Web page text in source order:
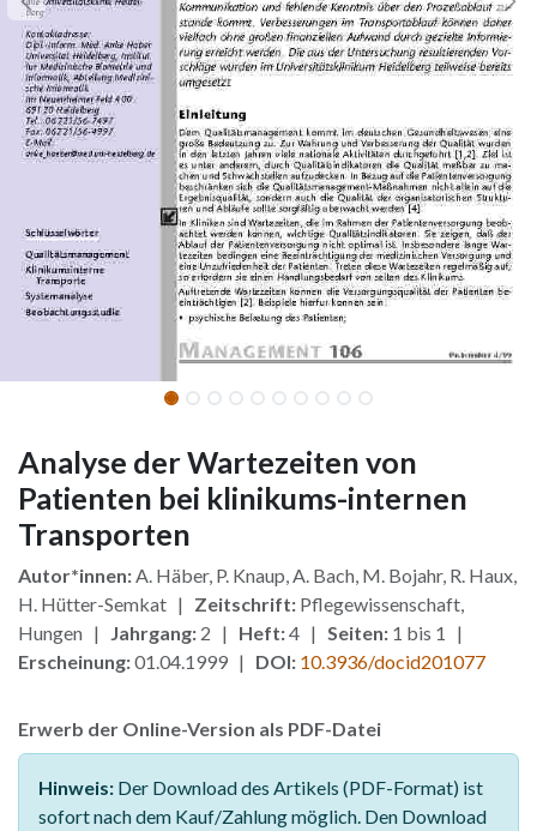
Analyse der Wartezeiten von
Patienten bei klinikums-internen
Transporten
Autor*innen:A. Häber, P. Knaup, A. Bach, M. Bojahr, R. Haux,
H. Hütter-Semkat | Zeitschrift: Pflegewissenschaft,
Hungen | Jahrgang: 2 | Heft:4 | Seiten: 1 bis 1 |
Erscheinung:01.04.1999 | DOI: 10.3936/docid201077
Erwerb der Online-Version als PDF-Datei
Hinweis: Der Download des Artikels (PDF-Format) ist
sofort nach dem Kauf/Zahlung möglich. Den Download